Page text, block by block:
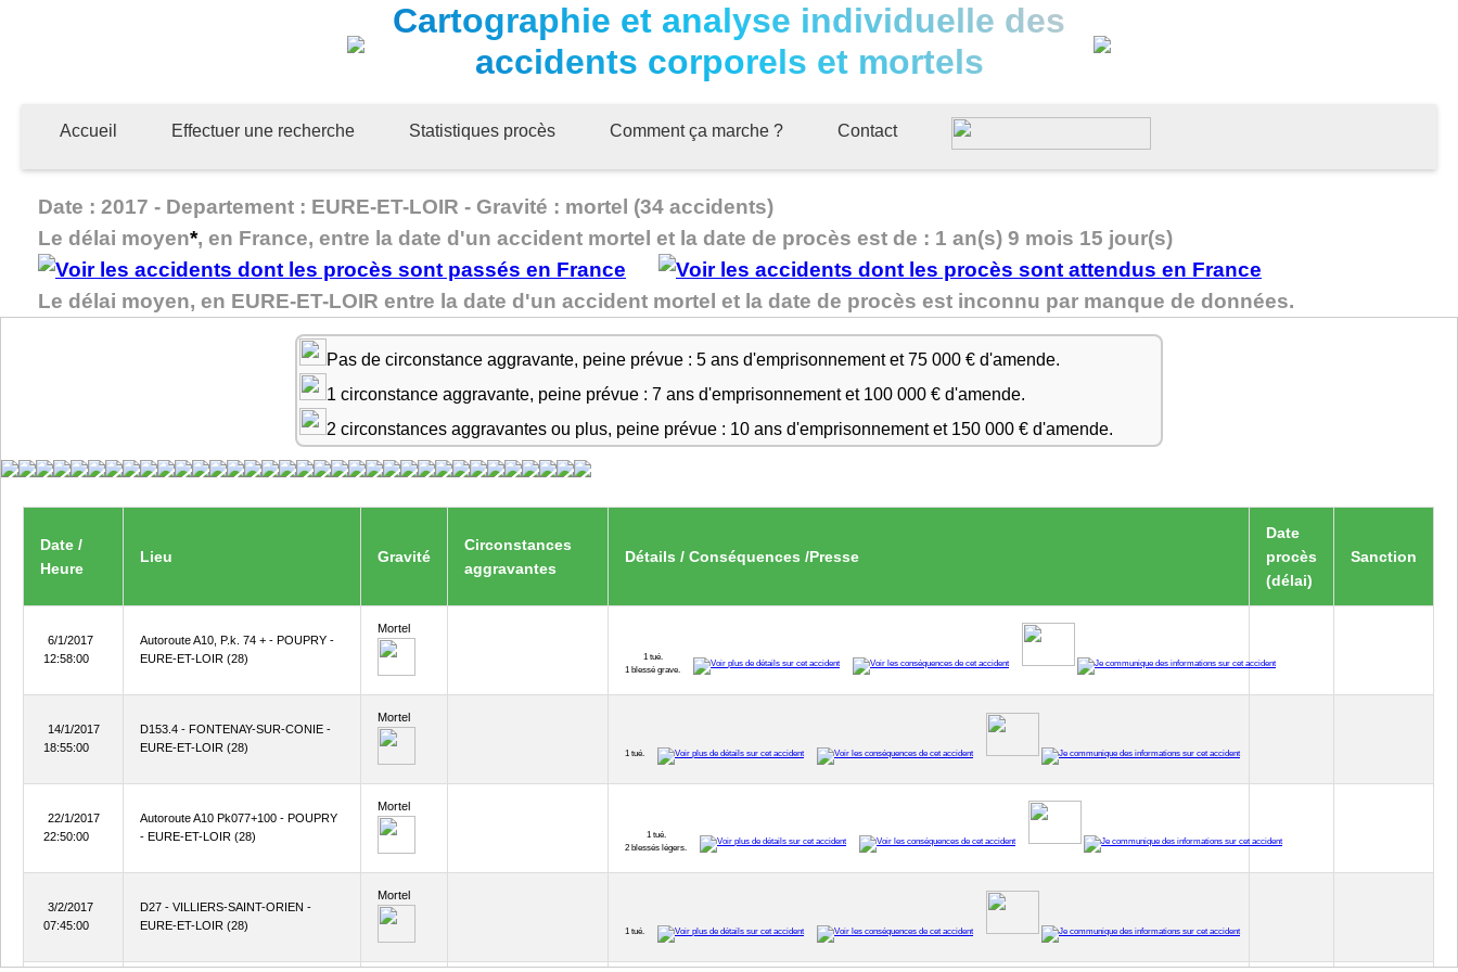
Cartographie et analyse individuelle des
accidents corporels et mortels
Accueil Effectuer une recherche Statistiques procès Comment ça marche ? Contact
Date : 2017 - Departement : EURE-ET-LOIR - Gravité : mortel (34 accidents)
Le délai moyen*, en France, entre la date d'un accident mortel et la date de procès est de : 1 an(s) 9 mois 15 jour(s)
Le délai moyen, en EURE-ET-LOIR entre la date d'un accident mortel et la date de procès est inconnu par manque de données.
Pas de circonstance aggravante, peine prévue : 5 ans d'emprisonnement et 75 000 € d'amende.
1 circonstance aggravante, peine prévue : 7 ans d'emprisonnement et 100 000 € d'amende.
2 circonstances aggravantes ou plus, peine prévue : 10 ans d'emprisonnement et 150 000 € d'amende.
Date /
Heure
Lieu Gravité
Circonstances
aggravantes
Détails / Conséquences /Presse
Date
procès
(délai)
Sanction
6/1/2017
12:58:00
Autoroute A10, P.k. 74 + - POUPRY -
EURE-ET-LOIR (28)
Mortel
1 tué.
1 blessé grave.
14/1/2017
18:55:00
D153.4 - FONTENAY-SUR-CONIE -
EURE-ET-LOIR (28)
Mortel
1 tué.
22/1/2017
22:50:00
Autoroute A10 Pk077+100 - POUPRY
- EURE-ET-LOIR (28)
Mortel
1 tué.
2 blessés légers.
3/2/2017
07:45:00
D27 - VILLIERS-SAINT-ORIEN -
EURE-ET-LOIR (28)
Mortel
1 tué.